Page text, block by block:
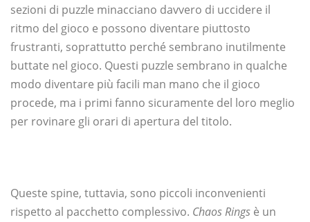
sezioni di puzzle minacciano davvero di uccidere il
ritmo del gioco e possono diventare piuttosto
frustranti, soprattutto perché sembrano inutilmente
buttate nel gioco. Questi puzzle sembrano in qualche
modo diventare più facili man mano che il gioco
procede, ma i primi fanno sicuramente del loro meglio
per rovinare gli orari di apertura del titolo.
Queste spine, tuttavia, sono piccoli inconvenienti
rispetto al pacchetto complessivo. Chaos Rings è un